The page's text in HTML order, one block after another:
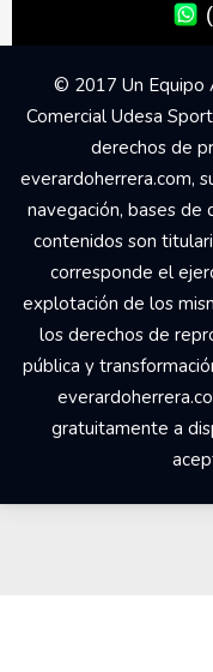
© 2017 Un Equipo
Comercial Udesa
derechos de
everardoherrera.com,
navegación, bases
contenidos son
corresponde el
explotación de los
los derechos de
pública y
gratuitamente a